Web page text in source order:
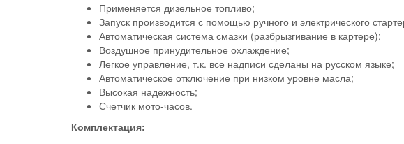
Применяется дизельное топливо;
Запуск производится с помощью ручного и электрического
Автоматическая система смазки (разбрызгивание в картере);
Воздушное принудительное охлаждение;
Легкое управление, т.к. все надписи сделаны на русском языке;
Автоматическое отключение при низком уровне масла;
Высокая надежность;
Счетчик мото-часов.
Комплектация: